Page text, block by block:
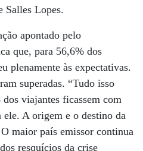
Salles Lopes.
apontado pelo
que, para 56,6% dos
plenamente às expectativas.
superadas. “Tudo isso
viajantes ficassem com
A origem e o destino da
maior país emissor continua
resquícios da crise